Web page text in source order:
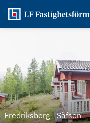
Fredriksberg-Säfsen